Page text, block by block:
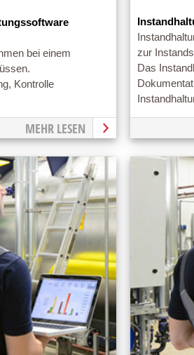
bei einem
Kontrolle
MEHR LESEN
zur
Das